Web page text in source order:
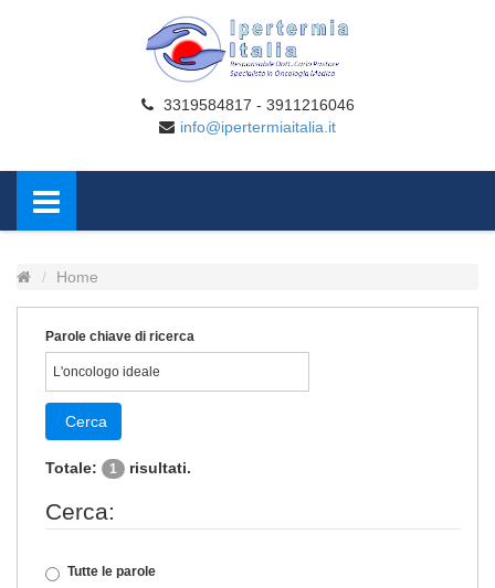
3319584817 - 3911216046
info@ipertermiaitalia.it
Home
Parole chiave di ricerca
Cerca
Totale: 1 risultati.
Cerca:
Tutte le parole